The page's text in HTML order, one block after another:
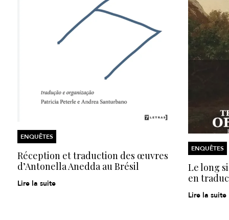
ENQUÊTES
Réception et traduction des œuvres
d’Antonella Anedda au Brésil
Lire la suite
ENQUÊTES
Le long
en
Lire la suite